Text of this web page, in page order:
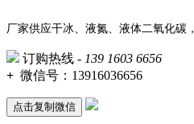
厂家供应干冰、液氮、液体二氧化碳
订购热线 - 139 1603 6656
+ 微信号： 13916036656
点击复制微信